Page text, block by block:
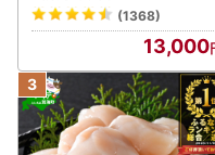
026年発送】（MG）B12-
472 FN-Limited-VO シャ
インマスカット フルーツ
(1368)
13,000